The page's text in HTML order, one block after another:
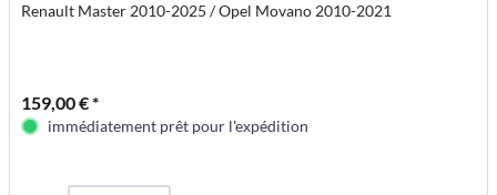
Renault Master 2010-2025 / Opel Movano 2010-2021
159,00 € *
immédiatement prêt pour l'expédition